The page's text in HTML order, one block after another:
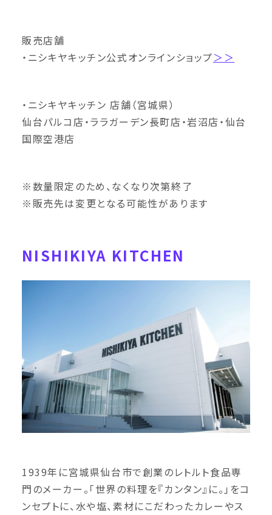
販売店舗
・ニシキヤキッチン公式オンラインショップ＞＞
・ニシキヤキッチン 店舗（宮城県）
仙台パルコ店・ララガーデン長町店・岩沼店・仙台
国際空港店
※数量限定のため、なくなり次第終了
※販売先は変更となる可能性があります
NISHIKIYA KITCHEN
1939年に宮城県仙台市で創業のレトルト食品専
門のメーカー。「世界の料理を『カンタン』に。」をコ
ンセプトに、水や塩、素材にこだわったカレーやス